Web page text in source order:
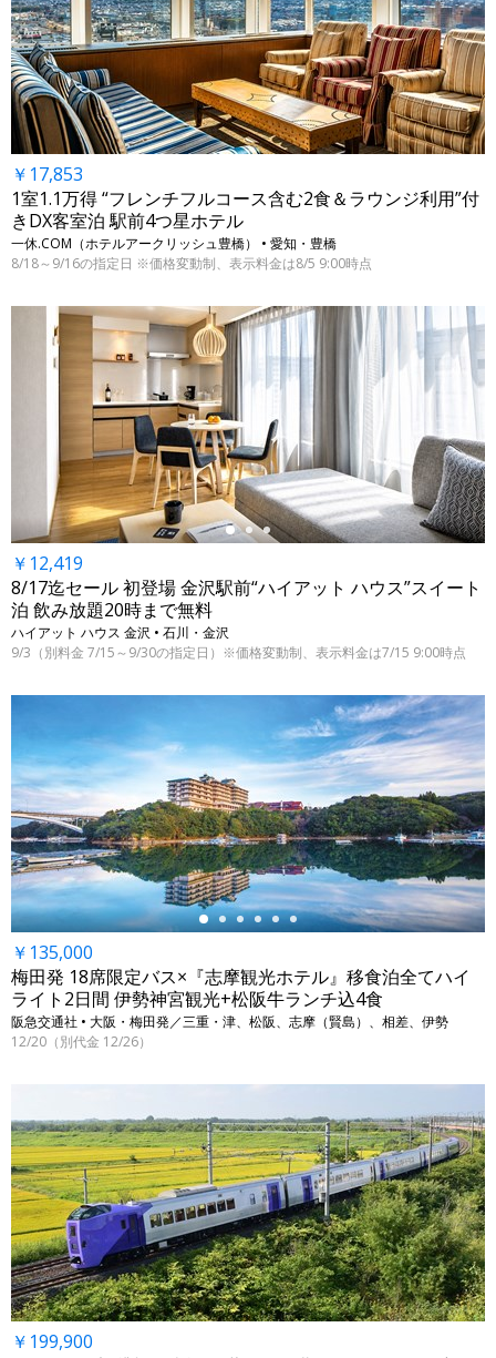
￥17,853
1室1.1万得 “フレンチフルコース含む2食＆ラウンジ利用”付
きDX客室泊 駅前4つ星ホテル
一休.COM（ホテルアークリッシュ豊橋） • 愛知・豊橋
8/18～9/16の指定日 ※価格変動制、表示料金は8/5 9:00時点
￥12,419
8/17迄セール 初登場 金沢駅前“ハイアット ハウス”スイート
泊 飲み放題20時まで無料
ハイアット ハウス 金沢 • 石川・金沢
9/3（別料金 7/15～9/30の指定日）※価格変動制、表示料金は7/15 9:00時点
←
￥135,000
梅田発 18席限定バス×『志摩観光ホテル』移食泊全てハイ
ライト2日間 伊勢神宮観光+松阪牛ランチ込4食
阪急交通社 • 大阪・梅田発／三重・津、松阪、志摩（賢島）、相差、伊勢
12/20（別代金 12/26）
￥199,900